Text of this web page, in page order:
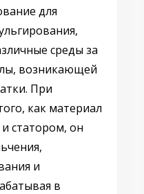
для
среды за
возникающей
При
как материал
статором, он
и
в